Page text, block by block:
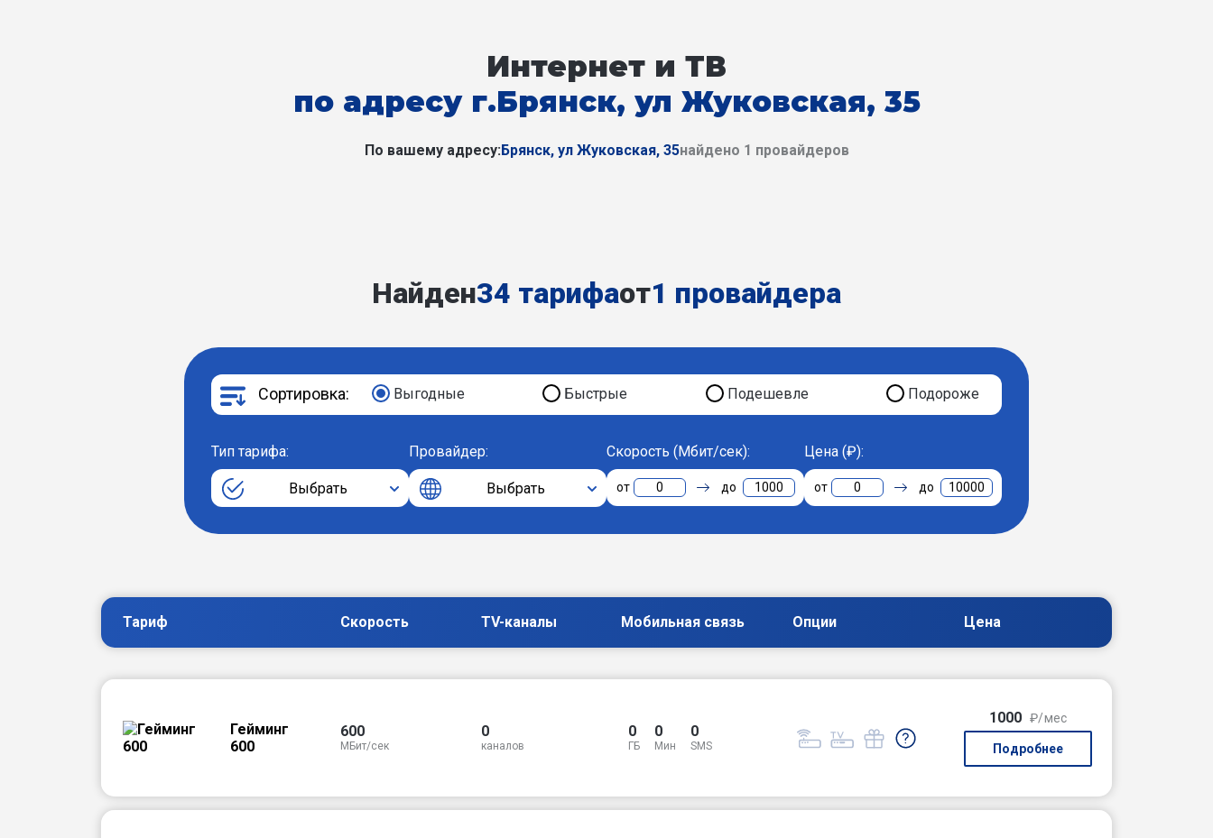
Интернет и ТВ
по адресу г.Брянск, ул Жуковская, 35
По вашему адресу: Брянск, ул Жуковская, 35найдено 1 провайдеров
Найден34 тарифаот1 провайдера
Сортировка: Выгодные Быстрые Подешевле Подороже
Тип тарифа:
Выбрать
Провайдер:
Выбрать
Скорость (Мбит/сек):
0 1000
Цена (₽):
0 10000
Тариф Скорость TV-каналы Мобильная связь Опции Цена
Гейминг
600
600
МБит/сек
0
каналов
0
ГБ
0
Мин
0
SMS
1000 ₽/мес
Подробнее